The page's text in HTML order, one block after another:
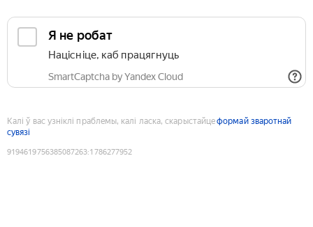
Я не робат
Націсніце, каб працягнуць
SmartCaptcha by Yandex Cloud
Калі ў вас узніклі праблемы, калі ласка, скарыстайцеформай зваротнай
сувязі
9194619756385087263:1786277952